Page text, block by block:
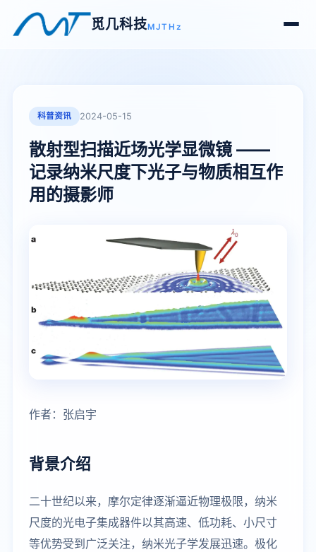
觅几科技MJTHz
科普资讯 2024-05-15
散射型扫描近场光学显微镜 ——
记录纳米尺度下光子与物质相互作
用的摄影师
作者：张启宇
背景介绍
二十世纪以来，摩尔定律逐渐逼近物理极限，纳米
尺度的光电子集成器件以其高速、低功耗、小尺寸
等优势受到广泛关注，纳米光子学发展迅速。极化